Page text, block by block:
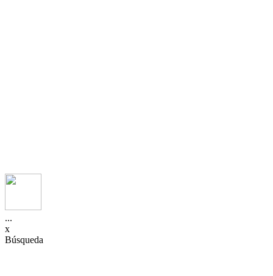
...
x
Búsqueda